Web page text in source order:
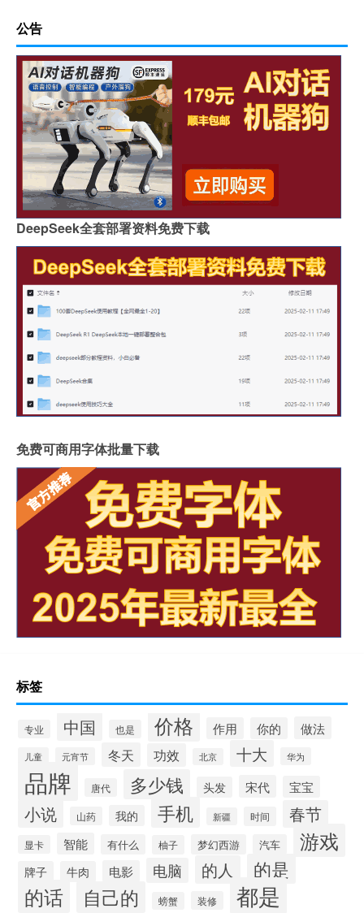
公告
DeepSeek全套部署资料免费下载
免费可商用字体批量下载
标签
专业 中国 也是 价格 作用 你的 做法
儿童 元宵节 冬天 功效 北京 十大 华为
品牌 唐代 多少钱 头发 宋代 宝宝
小说 山药 我的 手机 新疆 时间 春节
显卡 智能 有什么 柚子 梦幻西游 汽车 游戏
牌子 牛肉 电影 电脑 的人 的是
的话 自己的 螃蟹 装修 都是